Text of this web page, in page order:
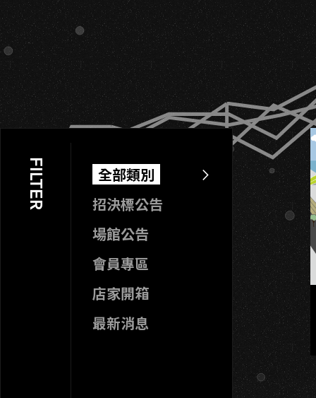
FILTER
全部類別
招決標公告
場館公告
會員專區
店家開箱
最新消息